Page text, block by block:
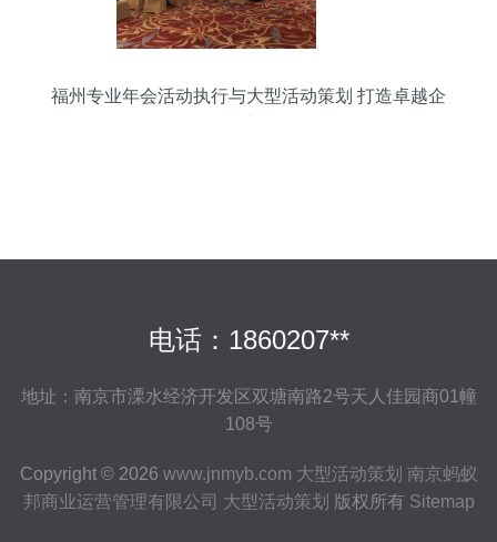
福州专业年会活动执行与大型活动策划 打造卓越企
电话：1860207**
地址：南京市溧水经济开发区双塘南路2号天人佳园商01幢
108号
Copyright © 2026 www.jnmyb.com 大型活动策划 南京蚂蚁
邦商业运营管理有限公司 大型活动策划 版权所有 Sitemap